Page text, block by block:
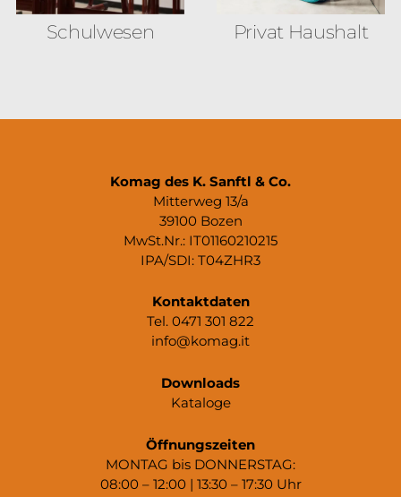
Schulwesen Privat Haushalt
Komag des K. Sanftl & Co.
Mitterweg 13/a
39100 Bozen
MwSt.Nr.: IT01160210215
IPA/SDI: T04ZHR3
Kontaktdaten
Tel. 0471 301 822
info@komag.it
Downloads
Kataloge
Öffnungszeiten
MONTAG bis DONNERSTAG:
08:00 – 12:00 | 13:30 – 17:30 Uhr